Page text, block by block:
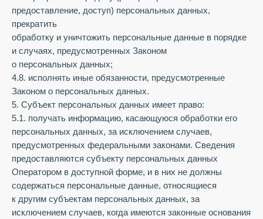
предоставление, доступ) персональных данных,
прекратить
обработку и уничтожить персональные данные в порядке
и случаях, предусмотренных Законом
о персональных данных;
4.8. исполнять иные обязанности, предусмотренные
Законом о персональных данных.
5. Субъект персональных данных имеет право:
5.1. получать информацию, касающуюся обработки его
персональных данных, за исключением случаев,
предусмотренных федеральными законами. Сведения
предоставляются субъекту персональных данных
Оператором в доступной форме, и в них не должны
содержаться персональные данные, относящиеся
к другим субъектам персональных данных, за
исключением случаев, когда имеются законные основания